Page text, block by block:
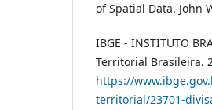
of Spatial Data. John
IBGE - INSTITUTO
Territorial Brasileira.
https://
territorial/23701-